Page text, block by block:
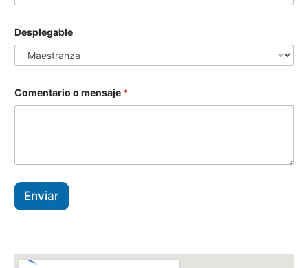
e
/
d
Desplegable
Comentario o mensaje *
Enviar